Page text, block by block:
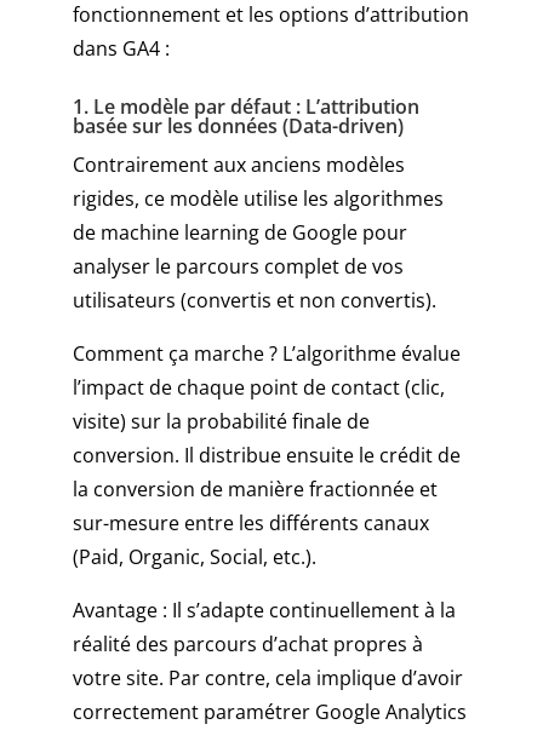
fonctionnement et les options d’attribution
dans GA4 :
1. Le modèle par défaut : L’attribution
basée sur les données (Data-driven)
Contrairement aux anciens modèles
rigides, ce modèle utilise les algorithmes
de machine learning de Google pour
analyser le parcours complet de vos
utilisateurs (convertis et non convertis).
Comment ça marche ? L’algorithme évalue
l’impact de chaque point de contact (clic,
visite) sur la probabilité finale de
conversion. Il distribue ensuite le crédit de
la conversion de manière fractionnée et
sur-mesure entre les différents canaux
(Paid, Organic, Social, etc.).
Avantage : Il s’adapte continuellement à la
réalité des parcours d’achat propres à
votre site. Par contre, cela implique d’avoir
correctement paramétrer Google Analytics